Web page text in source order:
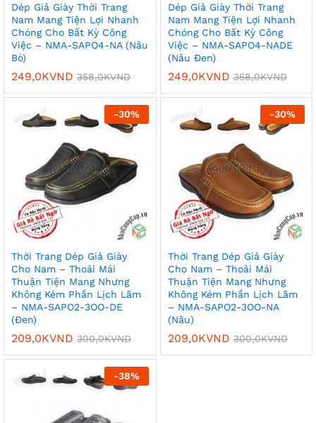
Dép Giả Giày Thời Trang
Nam Mang Tiện Lợi Nhanh
Chóng Cho Bất Kỳ Công
Việc – NMA-SAPO4-NA (Nâu
Bò)
249,0KVND 358,0KVND
Dép Giả Giày Thời Trang
Nam Mang Tiện Lợi Nhanh
Chóng Cho Bất Kỳ Công
Việc – NMA-SAPO4-NADE
(Nâu Đen)
249,0KVND 358,0KVND
-30%
Thời Trang Dép Giả Giày
Cho Nam – Thoải Mái
Thuận Tiện Mang Nhưng
Không Kém Phần Lịch Lãm
– NMA-SAPO2-3OO-DE
(Đen)
209,0KVND 300,0KVND
-30%
Thời Trang Dép Giả Giày
Cho Nam – Thoải Mái
Thuận Tiện Mang Nhưng
Không Kém Phần Lịch Lãm
– NMA-SAPO2-3OO-NA
(Nâu)
209,0KVND 300,0KVND
-38%